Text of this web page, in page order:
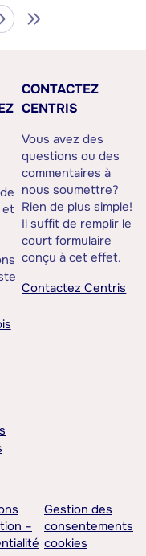
et
CONTACTEZ
CENTRIS
Vous avez des
questions ou des
commentaires à
nous soumettre?
Rien de plus simple!
Il suffit de remplir le
court formulaire
conçu à cet effet.
Contactez Centris
–
Gestion des
consentements
cookies